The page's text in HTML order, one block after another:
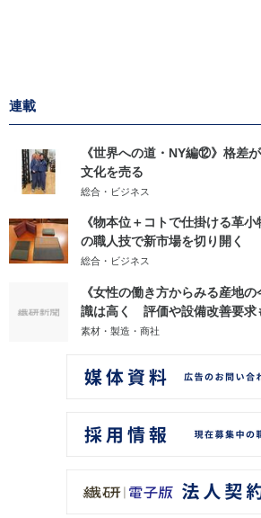
連載
《世界への道・NY編⑫》格差
文化を売る
総合・ビジネス
《物本位＋コトで仕掛ける革
の職人技で新市場を切り開く
総合・ビジネス
《女性の働き方からみる産地
識は高く 評価や設備改善要求
素材・製造・商社